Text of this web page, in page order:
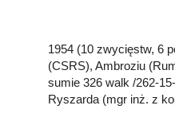
1954 (10 zwycięstw, 6
(CSRS), Ambroziu
sumie 326 walk /262-
Ryszarda (mgr inż. z